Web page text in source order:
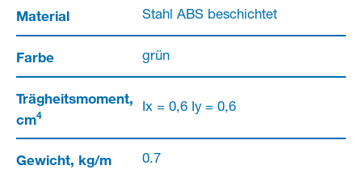
Material Stahl ABS beschichtet
Farbe grün
Trägheitsmoment,
cm4 Ix = 0,6 Iy = 0,6
Gewicht, kg/m 0.7